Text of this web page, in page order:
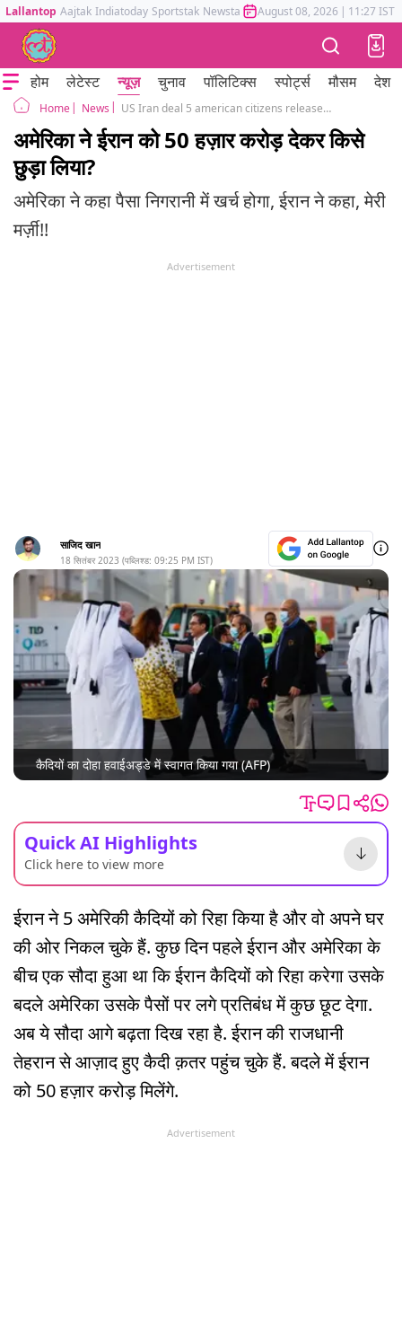
Lallantop Aajtak Indiatoday Sportstak Newstak Mumbai Tak Astrotak
August 08, 2026 | 11:27 IST
होम लेटेस्ट न्यूज़ चुनाव पॉलिटिक्स स्पोर्ट्स मौसम देश
Home News US Iran deal 5 american citizens released from irani captivity for 6 billion dollars
अमेरिका ने ईरान को 50 हज़ार करोड़ देकर किसे
छुड़ा लिया?
अमेरिका ने कहा पैसा निगरानी में खर्च होगा, ईरान ने कहा, मेरी
मर्ज़ी!!
Advertisement
साजिद खान
18 सितंबर 2023 (पब्लिश्ड: 09:25 PM IST)
कैदियों का दोहा हवाईअड्डे में स्वागत किया गया (AFP)
Quick AI Highlights
Click here to view more
ईरान ने 5 अमेरिकी कैदियों को रिहा किया है और वो अपने घर
की ओर निकल चुके हैं. कुछ दिन पहले ईरान और अमेरिका के
बीच एक सौदा हुआ था कि ईरान कैदियों को रिहा करेगा उसके
बदले अमेरिका उसके पैसों पर लगे प्रतिबंध में कुछ छूट देगा.
अब ये सौदा आगे बढ़ता दिख रहा है. ईरान की राजधानी
तेहरान से आज़ाद हुए कैदी क़तर पहुंच चुके हैं. बदले में ईरान
को 50 हज़ार करोड़ मिलेंगे.
Advertisement